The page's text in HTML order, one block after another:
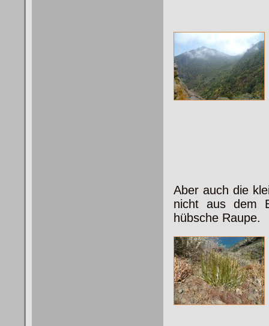
Aber auch die
nicht aus dem
hübsche Raupe.